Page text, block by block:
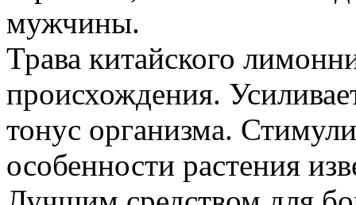
мужчины.
Трава китайского
происхождения.
тонус организма.
особенности растения